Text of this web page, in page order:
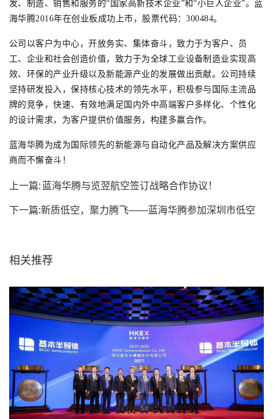
发、制造、销售和服务的“国家高新技术企业”和“小巨人企业”。蓝
海华腾2016年在创业板成功上市，股票代码：300484。
公司以客户为中心，开放务实、集体奋斗，致力于为客户、员
工、企业和社会创造价值，致力于为全球工业设备制造业实现高
效、环保的产业升级以及新能源产业的发展做出贡献。公司持续
坚持研发投入，保持核心技术的领先水平，积极参与国际主流品
牌的竞争，快速、有效地满足国内外中高端客户多样化、个性化
的设计需求，为客户提供价值服务，构建多赢合作。
蓝海华腾为成为国际领先的新能源与自动化产品及解决方案供应
商而不懈奋斗！
上一篇: 蓝海华腾与览翌航空签订战略合作协议！
下一篇:新质低空，聚力腾飞——蓝海华腾参加深圳市低空
相关推荐